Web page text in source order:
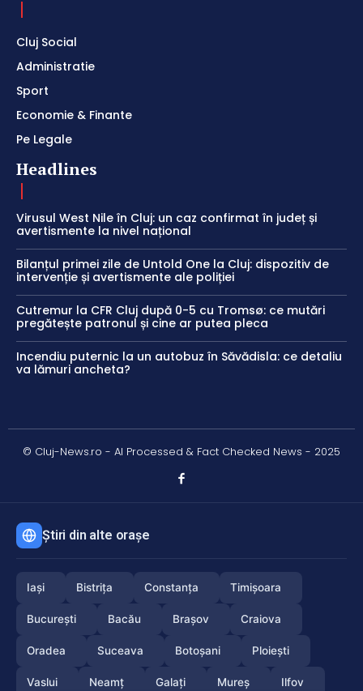
Cluj Social
Administratie
Sport
Economie & Finante
Pe Legale
Headlines
Virusul West Nile în Cluj: un caz confirmat în județ și
avertismente la nivel național
Bilanțul primei zile de Untold One la Cluj: dispozitiv de
intervenție și avertismente ale poliției
Cutremur la CFR Cluj după 0-5 cu Tromsø: ce mutări
pregătește patronul și cine ar putea pleca
Incendiu puternic la un autobuz în Săvădisla: ce detaliu
va lămuri ancheta?
© Cluj-News.ro - AI Processed & Fact Checked News - 2025
Știri din alte orașe
Iași Bistrița Constanța Timișoara
București Bacău Brașov Craiova
Oradea Suceava Botoșani Ploiești
Vaslui Neamț Galați Mureș Ilfov